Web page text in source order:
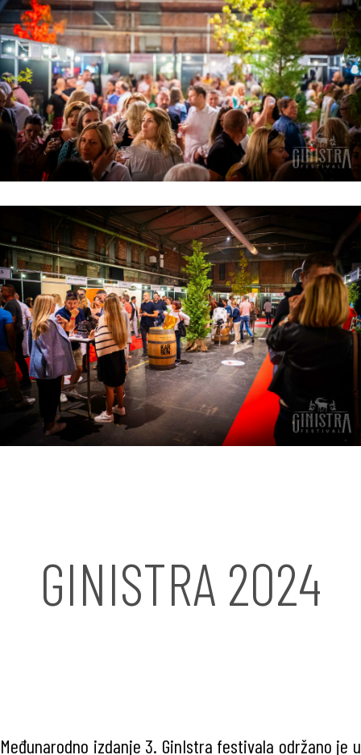
GINISTRA 2024
Međunarodno izdanje 3. GinIstra festivala održano je u